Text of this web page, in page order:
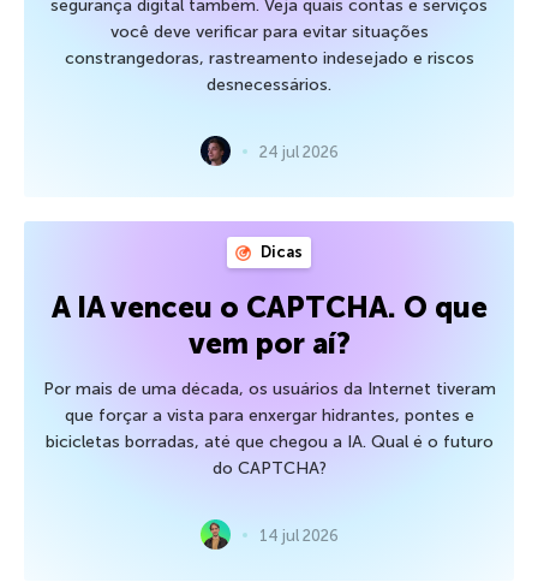
segurança digital também. Veja quais contas e serviços
você deve verificar para evitar situações
constrangedoras, rastreamento indesejado e riscos
desnecessários.
24 jul 2026
Dicas
A IA venceu o CAPTCHA. O que
vem por aí?
Por mais de uma década, os usuários da Internet tiveram
que forçar a vista para enxergar hidrantes, pontes e
bicicletas borradas, até que chegou a IA. Qual é o futuro
do CAPTCHA?
14 jul 2026